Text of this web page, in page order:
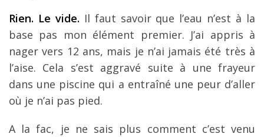
L’auteur
Rien. Le vide. Il faut savoir que l’eau n’est à la
base pas mon élément premier. J’ai appris à
nager vers 12 ans, mais je n’ai jamais été très à
l’aise. Cela s’est aggravé suite à une frayeur
dans une piscine qui a entraîné une peur d’aller
où je n’ai pas pied.
A la fac, je ne sais plus comment c’est venu